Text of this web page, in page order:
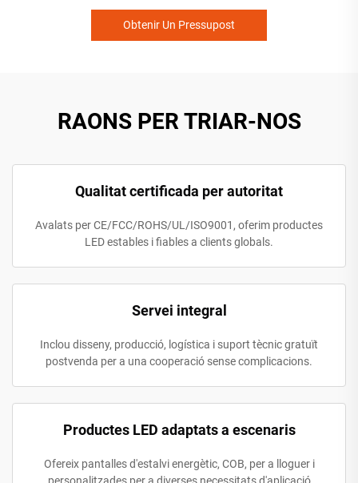
Obtenir Un Pressupost
RAONS PER TRIAR-NOS
Qualitat certificada per autoritat
Avalats per CE/FCC/ROHS/UL/ISO9001, oferim productes
LED estables i fiables a clients globals.
Servei integral
Inclou disseny, producció, logística i suport tècnic gratuït
postvenda per a una cooperació sense complicacions.
Productes LED adaptats a escenaris
Ofereix pantalles d'estalvi energètic, COB, per a lloguer i